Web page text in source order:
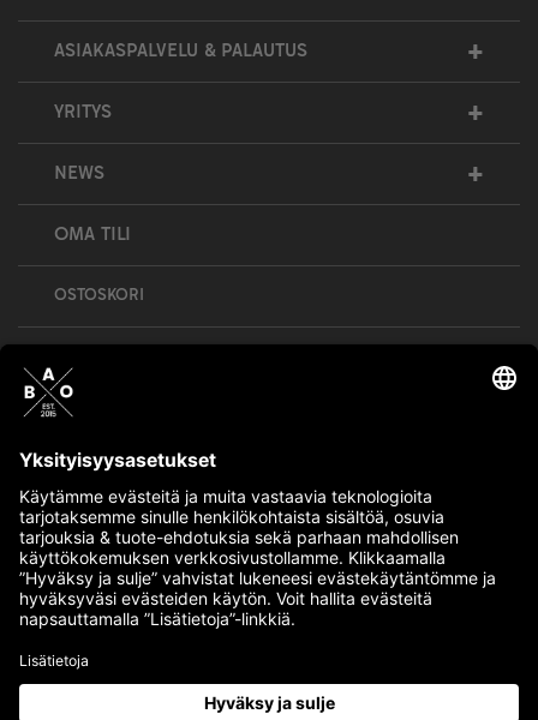
ASIAKASPALVELU & PALAUTUS +
YRITYS +
NEWS +
OMA TILI
OSTOSKORI
Bull’s All Out is social – follow us and show
your passion!
BULLMENTULA.FI